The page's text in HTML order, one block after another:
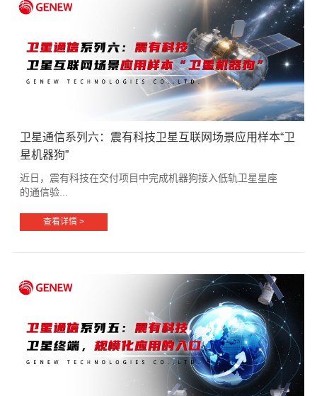
卫星通信系列六：震有科技卫星互联网场景应用样本“卫
星机器狗”
近日，震有科技在交付项目中完成机器狗接入低轨卫星星座
的通信验...
查看详情 >